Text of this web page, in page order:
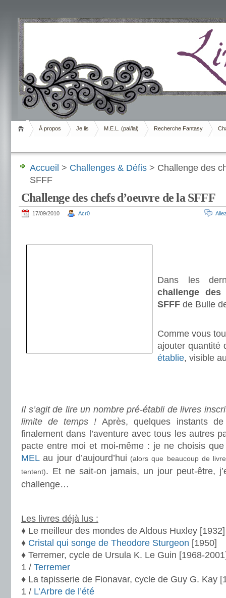
Livrement
À propos Je lis M.E.L. (pal/lal) Recherche Fantasy
Accueil > Challenges & Défis > Challenge des
SFFF
Challenge des chefs d’oeuvre de la SFFF
17/09/2010 Acr0
Dans les
challenge
SFFF de Bulle
Comme vous
ajouter
établie, visible
Il s’agit de lire un nombre pré-établi de livres
limite de temps !Après, quelques instants
finalement dans l’aventure avec tous les autres
pacte entre moi et moi-même : je ne choisis
MELau jour d’aujourd’hui (alors que beaucoup de
tentent). Et ne sait-on jamais, un jour peut-être,
challenge…
Les livres déjà lus :
♦ Le meilleur des mondes de Aldous Huxley [1932]
♦ Cristal qui songe de Theodore Sturgeon [1950]
♦ Terremer, cycle de Ursula K. Le Guin [1968-
1 / Terremer
♦ La tapisserie de Fionavar, cycle de Guy G. Kay
1 / L’Arbre de l’été